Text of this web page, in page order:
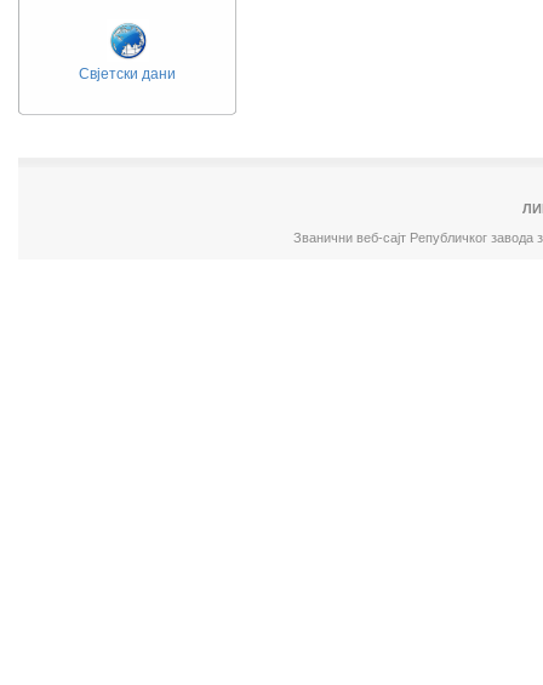
Свјетски дани
Званични веб-сајт Републичког